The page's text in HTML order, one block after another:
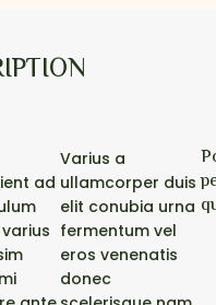
ad
Varius a
ullamcorper duis
elit conubia urna
fermentum vel
eros venenatis
donec